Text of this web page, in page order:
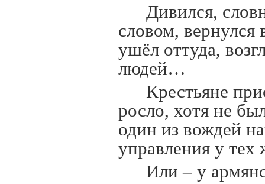
Дивился,
словом,
ушёл оттуда,
людей…
Крестьяне
росло, хотя не
один из вождей
управления у тех
Или – у